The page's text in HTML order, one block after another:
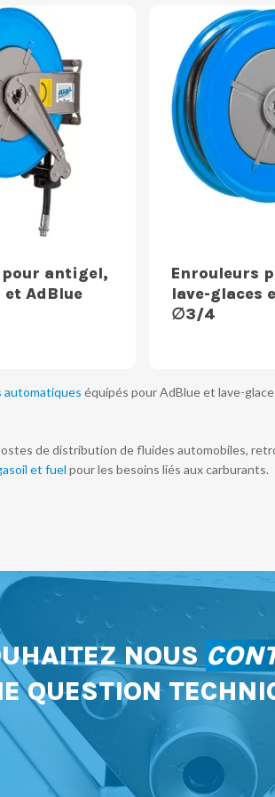
antigel,
et AdBlue
Enrouleurs
lave-glaces
∅3/4
automatiques équipés pour AdBlue et lave-
de distribution de fluides automobiles,
et fuel pour les besoins liés aux carburants.
NOUS
QUESTION